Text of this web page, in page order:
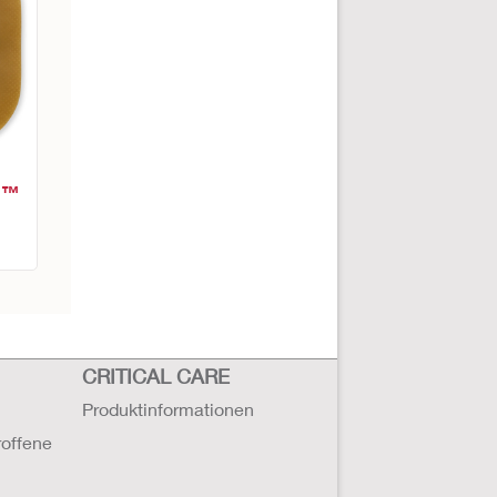
CRITICAL CARE
Produktinformationen